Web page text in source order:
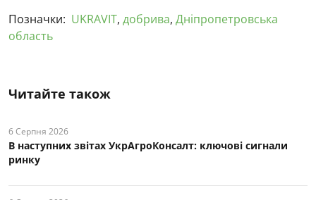
Позначки: UKRAVIT, добрива, Дніпропетровська
область
Читайте також
6 Серпня 2026
В наступних звітах УкрАгроКонсалт: ключові cигнали
ринку